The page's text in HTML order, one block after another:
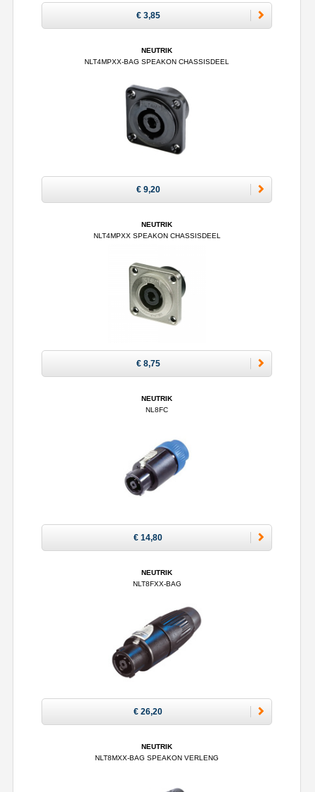
€ 3,85
NEUTRIK
NLT4MPXX-BAG SPEAKON CHASSISDEEL
€ 9,20
NEUTRIK
NLT4MPXX SPEAKON CHASSISDEEL
€ 8,75
NEUTRIK
NL8FC
€ 14,80
NEUTRIK
NLT8FXX-BAG
€ 26,20
NEUTRIK
NLT8MXX-BAG SPEAKON VERLENG